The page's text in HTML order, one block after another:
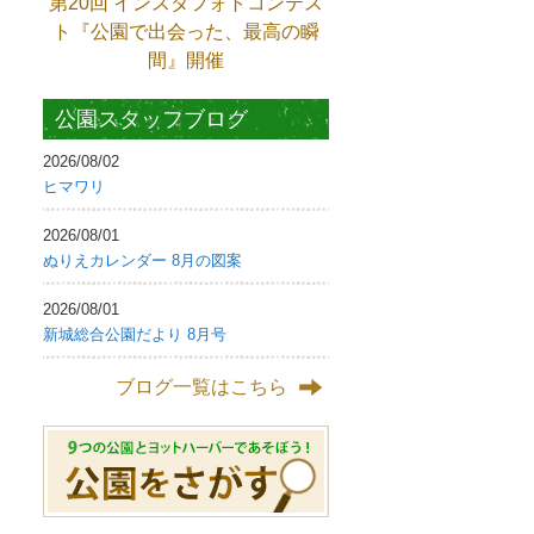
ト『公園で出会った、最高の瞬
間』開催
公園スタッフブログ
2026/08/02
ヒマワリ
2026/08/01
ぬりえカレンダー 8月の図案
2026/08/01
新城総合公園だより 8月号
ブログ一覧はこちら